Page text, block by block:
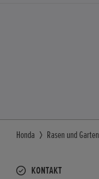
Honda Rasen und Garten
KONTAKT